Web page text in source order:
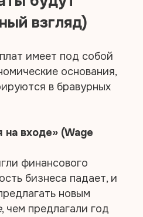
взгляд)
имеет под собой
основания,
в бравурных
входе» (Wage
финансового
бизнеса падает, и
новым
, чем предлагали год